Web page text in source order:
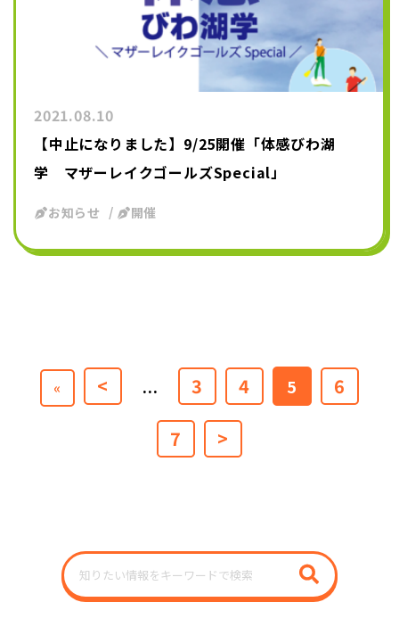
2021.08.10
【中止になりました】9/25開催「体感びわ湖
学 マザーレイクゴールズSpecial」
お知らせ 開催
« < ... 3 4 5 6
7 >